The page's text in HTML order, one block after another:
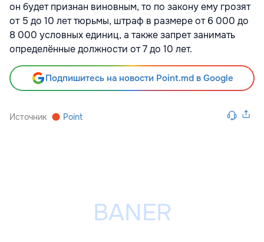
он будет признан виновным, то по закону ему грозят
от 5 до 10 лет тюрьмы, штраф в размере от 6 000 до
8 000 условных единиц, а также запрет занимать
определённые должности от 7 до 10 лет.
Подпишитесь на новости Point.md в Google
Источник Point